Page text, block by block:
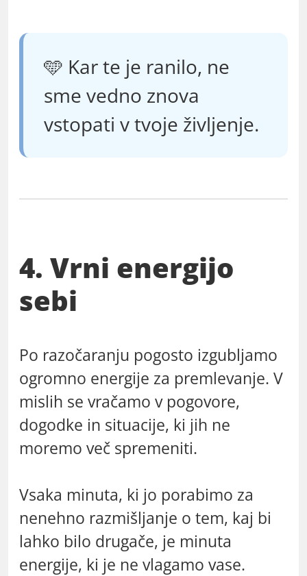
🩵 Kar te je ranilo, ne
sme vedno znova
vstopati v tvoje življenje.
4. Vrni energijo
sebi
Po razočaranju pogosto izgubljamo
ogromno energije za premlevanje. V
mislih se vračamo v pogovore,
dogodke in situacije, ki jih ne
moremo več spremeniti.
Vsaka minuta, ki jo porabimo za
nenehno razmišljanje o tem, kaj bi
lahko bilo drugače, je minuta
energije, ki je ne vlagamo vase.